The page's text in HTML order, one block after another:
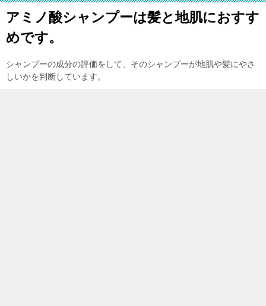
アミノ酸シャンプーは髪と地肌におすす
めです。
シャンプーの成分の評価をして、そのシャンプーが地肌や髪にやさ
しいかを判断しています。